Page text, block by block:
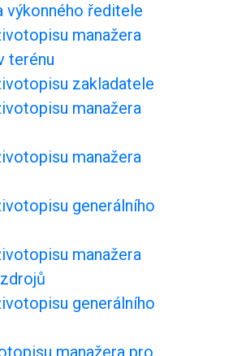
výkonného ředitele
manažera
terénu
zakladatele
manažera
manažera
generálního
manažera
generálního
manažera pro